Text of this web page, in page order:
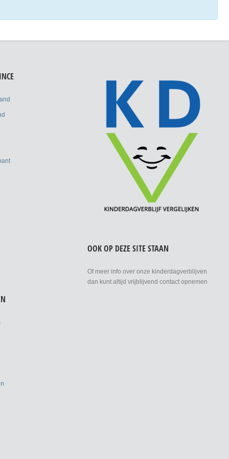
OOK OP DEZE SITE STAAN
Of meer info over onze kinderdagverblijven
dan kunt altijd vrijblijvend contact opnemen